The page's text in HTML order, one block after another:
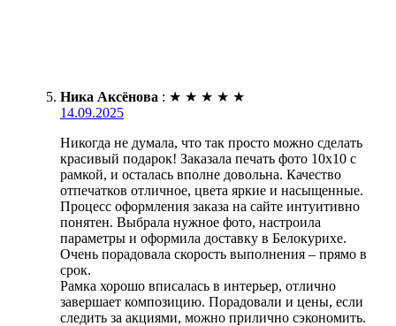
Ника Аксёнова : ★ ★ ★ ★ ★
14.09.2025
Никогда не думала, что так просто можно сделать
красивый подарок! Заказала печать фото 10х10 с
рамкой, и осталась вполне довольна. Качество
отпечатков отличное, цвета яркие и насыщенные.
Процесс оформления заказа на сайте интуитивно
понятен. Выбрала нужное фото, настроила
параметры и оформила доставку в Белокурихе.
Очень порадовала скорость выполнения – прямо в
срок.
Рамка хорошо вписалась в интерьер, отлично
завершает композицию. Порадовали и цены, если
следить за акциями, можно прилично сэкономить.